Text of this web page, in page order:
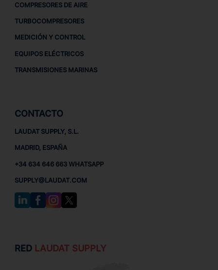
COMPRESORES DE AIRE
TURBOCOMPRESORES
MEDICIÓN Y CONTROL
EQUIPOS ELÉCTRICOS
TRANSMISIONES MARINAS
CONTACTO
LAUDAT SUPPLY, S.L.
MADRID, ESPAÑA
+34 634 646 663 WHATSAPP
SUPPLY@LAUDAT.COM
RED LAUDAT SUPPLY